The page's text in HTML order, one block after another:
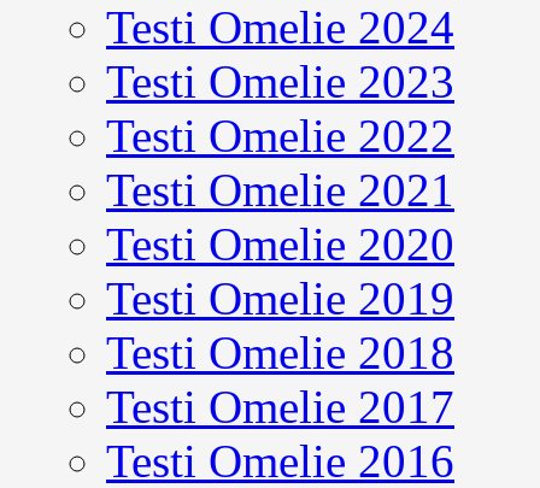
Testi Omelie 2024
Testi Omelie 2023
Testi Omelie 2022
Testi Omelie 2021
Testi Omelie 2020
Testi Omelie 2019
Testi Omelie 2018
Testi Omelie 2017
Testi Omelie 2016